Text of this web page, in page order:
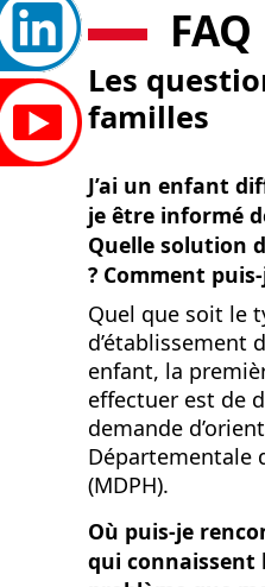
FAQ
Les
familles
J’ai un enfant
je être informé
Quelle solution
? Comment
Quel que soit le
d’établissement
enfant, la
effectuer est de
demande
Départementale
(MDPH).
Où puis-je
qui connaissent